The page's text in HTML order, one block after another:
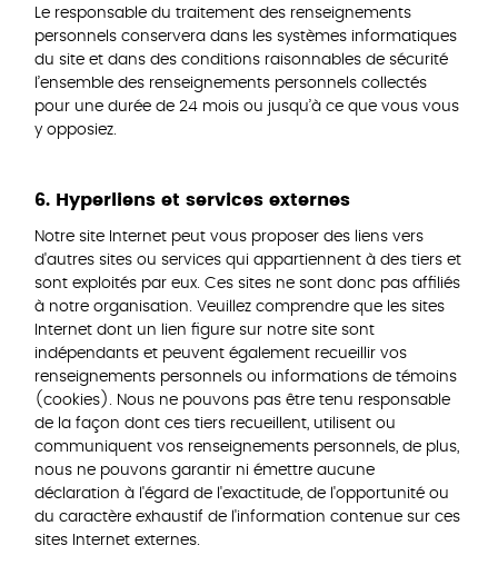
Le responsable du traitement des renseignements
personnels conservera dans les systèmes informatiques
du site et dans des conditions raisonnables de sécurité
l’ensemble des renseignements personnels collectés
pour une durée de 24 mois ou jusqu’à ce que vous vous
y opposiez.
6. Hyperliens et services externes
Notre site Internet peut vous proposer des liens vers
d'autres sites ou services qui appartiennent à des tiers et
sont exploités par eux. Ces sites ne sont donc pas affiliés
à notre organisation. Veuillez comprendre que les sites
Internet dont un lien figure sur notre site sont
indépendants et peuvent également recueillir vos
renseignements personnels ou informations de témoins
(cookies). Nous ne pouvons pas être tenu responsable
de la façon dont ces tiers recueillent, utilisent ou
communiquent vos renseignements personnels, de plus,
nous ne pouvons garantir ni émettre aucune
déclaration à l'égard de l'exactitude, de l'opportunité ou
du caractère exhaustif de l'information contenue sur ces
sites Internet externes.